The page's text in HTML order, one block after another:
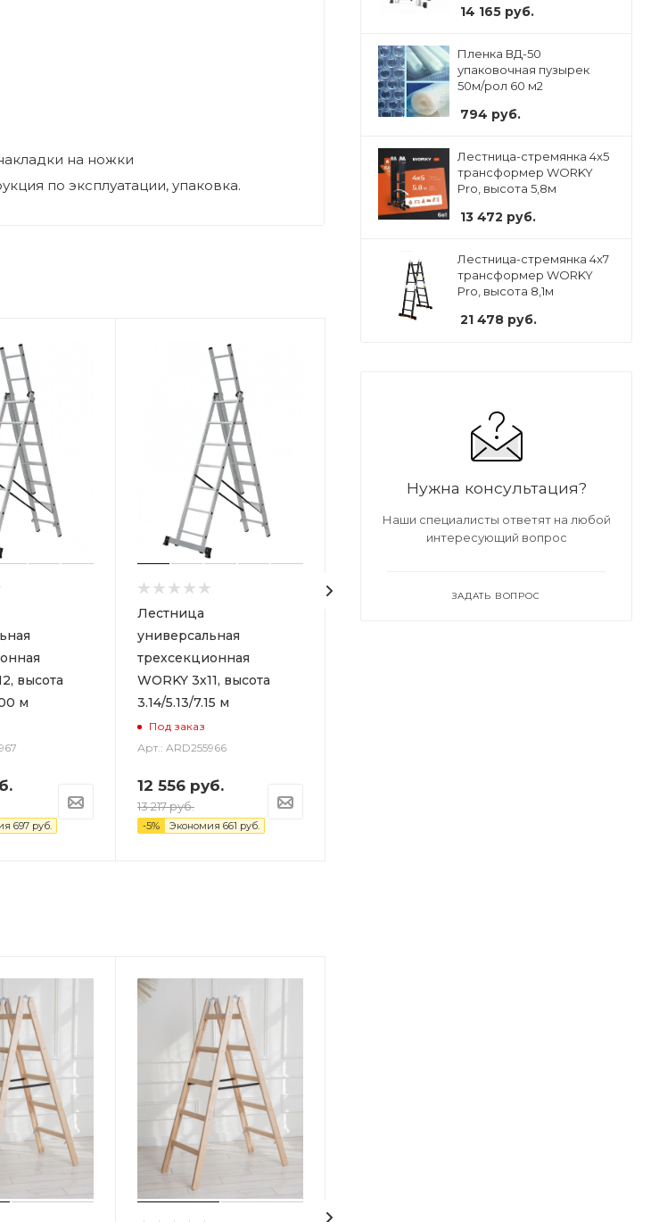
на ножки
по эксплуатации, упаковка.
высота
м
697 руб.
Лестница
универсальная
трехсекционная
WORKY 3х11, высота
3.14/5.13/7.15 м
Под заказ
Арт.: ARD255966
12 556 руб.
13 217руб.
-5% Экономия 661 руб.
14 165 руб.
Пленка ВД-50
упаковочная пузырек
50м/рол 60 м2
794 руб.
Лестница-стремянка 4x5
трансформер WORKY
Pro, высота 5,8м
13 472 руб.
Лестница-стремянка 4x7
трансформер WORKY
Pro, высота 8,1м
21 478 руб.
Нужна консультация?
Наши специалисты ответят на любой
интересующий вопрос
ЗАДАТЬ ВОПРОС